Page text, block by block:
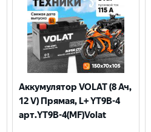
Аккумулятор VOLAT (8 Ач,
12 V) Прямая, L+ YT9B-4
арт.YT9B-4(MF)Volat